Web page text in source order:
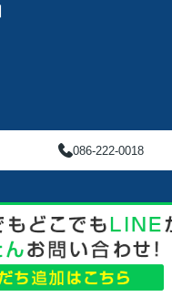
086-222-0018